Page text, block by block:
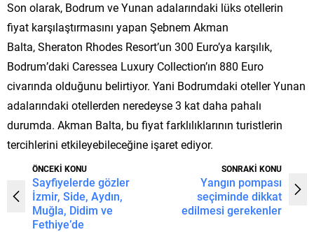
Son olarak, Bodrum ve Yunan adalarındaki lüks otellerin
fiyat karşılaştırmasını yapan Şebnem Akman
Balta, Sheraton Rhodes Resort’un 300 Euro’ya karşılık,
Bodrum’daki Caressea Luxury Collection’ın 880 Euro
civarında olduğunu belirtiyor. Yani Bodrumdaki oteller Yunan
adalarındaki otellerden neredeyse 3 kat daha pahalı
durumda. Akman Balta, bu fiyat farklılıklarının turistlerin
tercihlerini etkileyebileceğine işaret ediyor.
ÖNCEKİ KONU
Sayfiyelerde gözler
İzmir, Side, Aydın,
Muğla, Didim ve
Fethiye’de
SONRAKİ KONU
Yangın pompası
seçiminde dikkat
edilmesi gerekenler